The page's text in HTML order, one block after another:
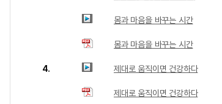
몸과 마음을 바꾸는 시간
몸과 마음을 바꾸는 시간
4. 제대로 움직이면 건강하다
제대로 움직이면 건강하다